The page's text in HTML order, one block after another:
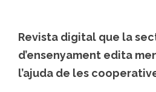
Revista digital que la
d’ensenyament edita
l’ajuda de les